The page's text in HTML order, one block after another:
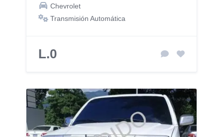
Chevrolet
Transmisión Automática
L.0